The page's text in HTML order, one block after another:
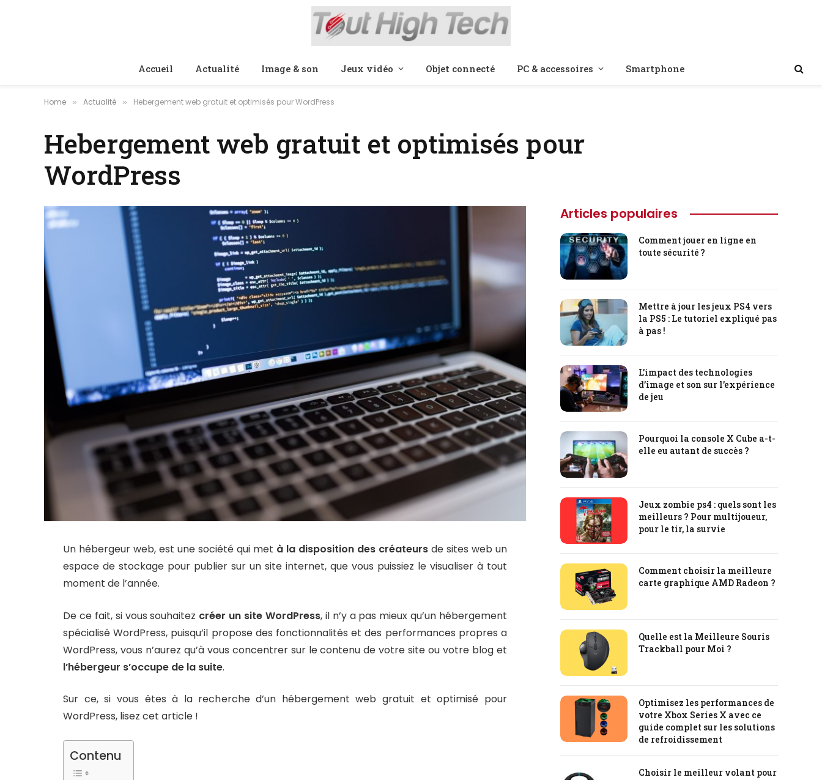
Accueil Actualité Image & son Jeux vidéo Objet connecté PC & accessoires Smartphone
Home » Actualité » Hebergement web gratuit et optimisés pour WordPress
Hebergement web gratuit et optimisés pour
WordPress
Un hébergeur web, est une société qui met à la disposition des créateurs de sites web un
espace de stockage pour publier sur un site internet, que vous puissiez le visualiser à tout
moment de l’année.
De ce fait, si vous souhaitez créer un site WordPress, il n’y a pas mieux qu’un hébergement
spécialisé WordPress, puisqu’il propose des fonctionnalités et des performances propres a
WordPress, vous n’aurez qu’à vous concentrer sur le contenu de votre site ou votre blog et
l’hébergeur s’occupe de la suite.
Sur ce, si vous êtes à la recherche d’un hébergement web gratuit et optimisé pour
WordPress, lisez cet article !
Contenu
Articles populaires
Comment jouer en ligne en
toute sécurité ?
Mettre à jour les jeux PS4 vers
la PS5 : Le tutoriel expliqué pas
à pas !
L’impact des technologies
d’image et son sur l’expérience
de jeu
Pourquoi la console X Cube a-t-
elle eu autant de succès ?
Jeux zombie ps4 : quels sont les
meilleurs ? Pour multijoueur,
pour le tir, la survie
Comment choisir la meilleure
carte graphique AMD Radeon ?
Quelle est la Meilleure Souris
Trackball pour Moi ?
Optimisez les performances de
votre Xbox Series X avec ce
guide complet sur les solutions
de refroidissement
Choisir le meilleur volant pour